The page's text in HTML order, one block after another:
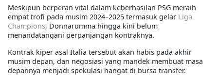
Meskipun berperan vital dalam keberhasilan PSG meraih
empat trofi pada musim 2024–2025 termasuk gelar Liga
Champions, Donnarumma hingga kini belum
menandatangani perpanjangan kontraknya.
Kontrak kiper asal Italia tersebut akan habis pada akhir
musim depan, dan negosiasi yang mandek membuat masa
depannya menjadi spekulasi hangat di bursa transfer.